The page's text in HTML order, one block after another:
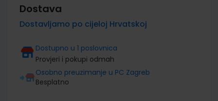
Dostava
Dostavljamo po cijeloj Hrvatskoj
Dostupno u 1 poslovnica
Provjeri i pokupi odmah
Osobno preuzimanje u PC Zagreb
Besplatno